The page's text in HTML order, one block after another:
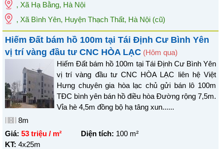
, Xã Hạ Bằng, Hà Nội
, Xã Bình Yên, Huyện Thạch Thất, Hà Nội (cũ)
Hiếm Đất bám hồ 100m tại Tái Định Cư Bình Yên
vị trí vàng đầu tư CNC HÒA LẠC (Hôm qua)
Hiếm Đất bám hồ 100m tại Tái Định Cư Bình Yên
vị trí vàng đầu tư CNC HÒA LẠC liên hệ Việt
Hưng chuyên gia hòa lạc chủ gửi bán lô 100m
TĐC bình yên bán hồ điều hòa Đường rộng 7,5m.
Vỉa hè 4,5m đồng bộ hạ tâng xun......
8m
Giá: 53 triệu / m² Diện tích: 100 m²
KT: 4x25m